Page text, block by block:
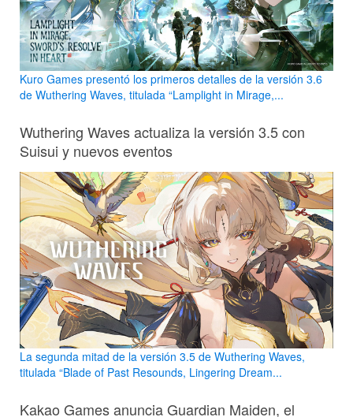
Kuro Games presentó los primeros detalles de la versión 3.6
de Wuthering Waves, titulada “Lamplight in Mirage,...
Wuthering Waves actualiza la versión 3.5 con
Suisui y nuevos eventos
La segunda mitad de la versión 3.5 de Wuthering Waves,
titulada “Blade of Past Resounds, Lingering Dream...
Kakao Games anuncia Guardian Maiden, el